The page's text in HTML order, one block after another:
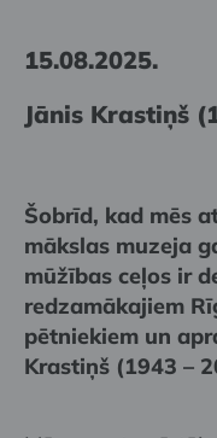
15.08.2025.
Jānis Krastiņš
Šobrīd, kad mēs
mākslas muzeja
mūžības ceļos ir
redzamākajiem
pētniekiem un
Krastiņš (1943 –